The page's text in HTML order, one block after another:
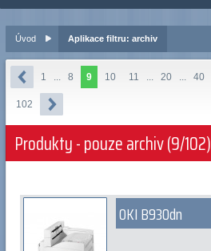
Úvod Aplikace filtru: archiv
1 ... 8 9 10 11 ... 20 ... 40
102
Produkty - pouze archiv (9/102)
OKI B930dn